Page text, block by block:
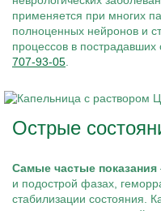
применяется при многих
полноценных нейронов и
процессов в пострадавших
707-93-05
Острые
Самые частые показания
и подострой фазах,
стабилизации состояния.